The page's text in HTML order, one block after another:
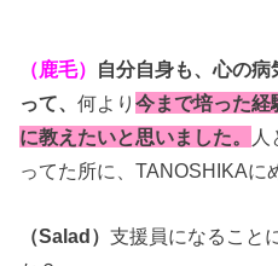
（鹿毛） 自分自身も、心の
って、何より今まで培った経
に教えたいと思いました。
ってた所に、TANOSHIKAに
（Salad）支援員になること